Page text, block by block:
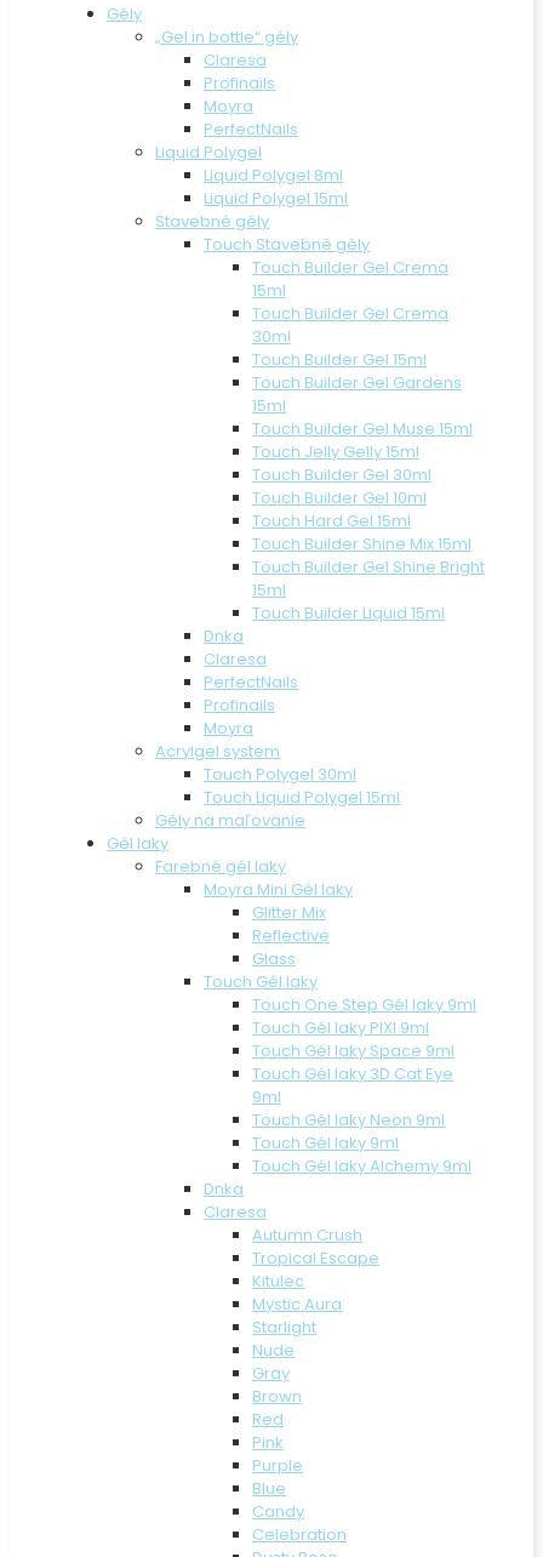
Gély
„Gel in bottle“ gély
Claresa
Profinails
Moyra
PerfectNails
Liquid Polygel
Liquid Polygel 8ml
Liquid Polygel 15ml
Stavebné gély
Touch Stavebné gély
Touch Builder Gel Crema
15ml
Touch Builder Gel Crema
30ml
Touch Builder Gel 15ml
Touch Builder Gel Gardens
15ml
Touch Builder Gel Muse 15ml
Touch Jelly Gelly 15ml
Touch Builder Gel 30ml
Touch Builder Gel 10ml
Touch Hard Gel 15ml
Touch Builder Shine Mix 15ml
Touch Builder Gel Shine Bright
15ml
Touch Builder Liquid 15ml
Dnka
Claresa
PerfectNails
Profinails
Moyra
Acrylgel system
Touch Polygel 30ml
Touch Liquid Polygel 15ml
Gély na maľovanie
Gél laky
Farebné gél laky
Moyra Mini Gél laky
Glitter Mix
Reflective
Glass
Touch Gél laky
Touch One Step Gél laky 9ml
Touch Gél laky PIXI 9ml
Touch Gél laky Space 9ml
Touch Gél laky 3D Cat Eye
9ml
Touch Gél laky Neon 9ml
Touch Gél laky 9ml
Touch Gél laky Alchemy 9ml
Dnka
Claresa
Autumn Crush
Tropical Escape
Kitulec
Mystic Aura
Starlight
Nude
Gray
Brown
Red
Pink
Purple
Blue
Candy
Celebration